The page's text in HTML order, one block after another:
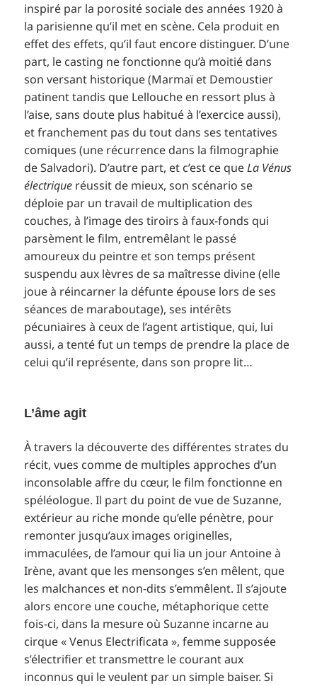
inspiré par la porosité sociale des années 1920 à
la parisienne qu’il met en scène. Cela produit en
effet des effets, qu’il faut encore distinguer. D’une
part, le casting ne fonctionne qu’à moitié dans
son versant historique (Marmaï et Demoustier
patinent tandis que Lellouche en ressort plus à
l’aise, sans doute plus habitué à l’exercice aussi),
et franchement pas du tout dans ses tentatives
comiques (une récurrence dans la filmographie
de Salvadori). D’autre part, et c’est ce queLa Vénus
électrique réussit de mieux, son scénario se
déploie par un travail de multiplication des
couches, à l’image des tiroirs à faux-fonds qui
parsèment le film, entremêlant le passé
amoureux du peintre et son temps présent
suspendu aux lèvres de sa maîtresse divine (elle
joue à réincarner la défunte épouse lors de ses
séances de maraboutage), ses intérêts
pécuniaires à ceux de l’agent artistique, qui, lui
aussi, a tenté fut un temps de prendre la place de
celui qu’il représente, dans son propre lit…
L’âme agit
À travers la découverte des différentes strates du
récit, vues comme de multiples approches d’un
inconsolable affre du cœur, le film fonctionne en
spéléologue. Il part du point de vue de Suzanne,
extérieur au riche monde qu’elle pénètre, pour
remonter jusqu’aux images originelles,
immaculées, de l’amour qui lia un jour Antoine à
Irène, avant que les mensonges s’en mêlent, que
les malchances et non-dits s’emmêlent. Il s’ajoute
alors encore une couche, métaphorique cette
fois-ci, dans la mesure où Suzanne incarne au
cirque « Venus Electrificata », femme supposée
s’électrifier et transmettre le courant aux
inconnus qui le veulent par un simple baiser. Si